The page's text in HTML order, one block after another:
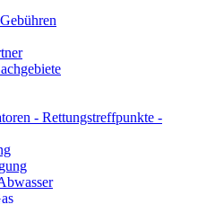
- Rettungstreffpunkte -